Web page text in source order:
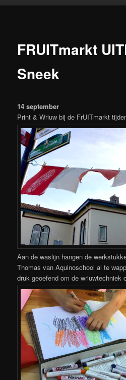
FRUITmarkt
Sneek
14 september
Print & Wriuw bij de FrUITmarkt
Aan de waslijn hangen de
Thomas van Aquinoschool al te
druk geoefend om de wriuwtechniek